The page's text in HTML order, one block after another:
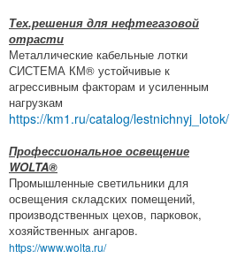
Тех.решения для нефтегазовой
отрасти
Металлические кабельные лотки
СИСТЕМА КМ® устойчивые к
агрессивным факторам и усиленным
нагрузкам
https://km1.ru/catalog/lestnichnyj_lotok/
Профессиональное освещение
WOLTA®
Промышленные светильники для
освещения складских помещений,
производственных цехов, парковок,
хозяйственных ангаров.
https://www.wolta.ru/